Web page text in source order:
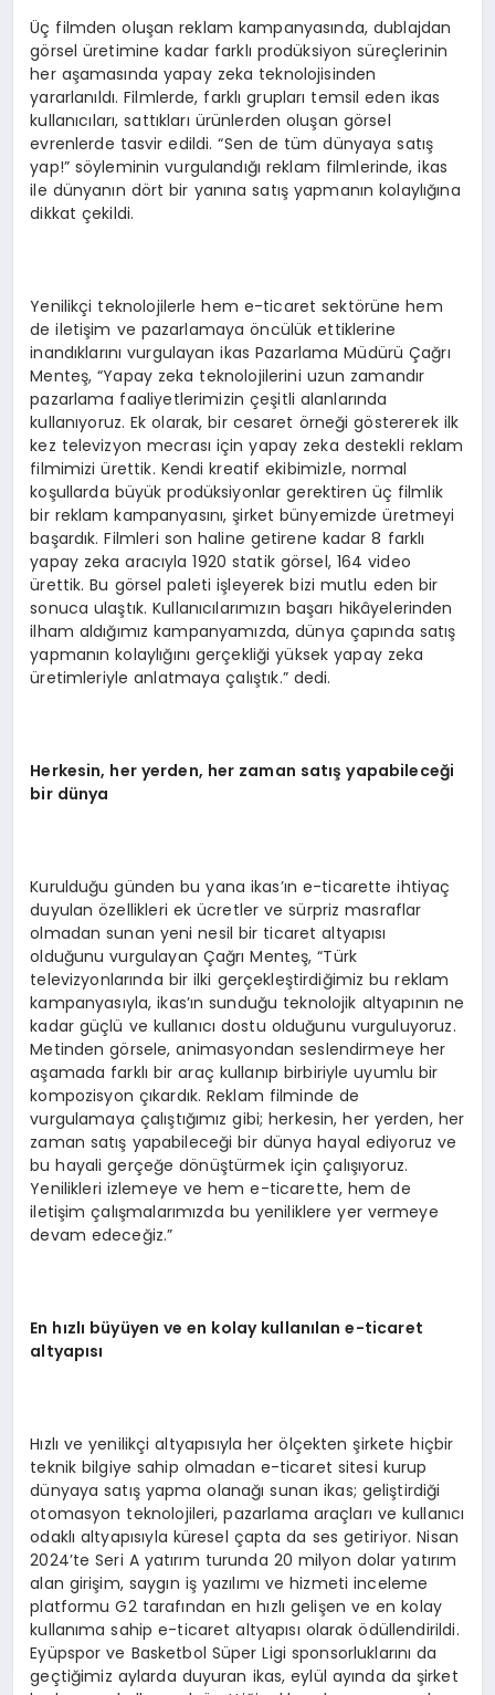
Üç filmden oluşan reklam kampanyasında, dublajdan
görsel üretimine kadar farklı prodüksiyon süreçlerinin
her aşamasında yapay zeka teknolojisinden
yararlanıldı. Filmlerde, farklı grupları temsil eden ikas
kullanıcıları, sattıkları ürünlerden oluşan görsel
evrenlerde tasvir edildi. “Sen de tüm dünyaya satış
yap!” söyleminin vurgulandığı reklam filmlerinde, ikas
ile dünyanın dört bir yanına satış yapmanın kolaylığına
dikkat çekildi.
Yenilikçi teknolojilerle hem e-ticaret sektörüne hem
de iletişim ve pazarlamaya öncülük ettiklerine
inandıklarını vurgulayan ikas Pazarlama Müdürü Çağrı
Menteş, “Yapay zeka teknolojilerini uzun zamandır
pazarlama faaliyetlerimizin çeşitli alanlarında
kullanıyoruz. Ek olarak, bir cesaret örneği göstererek ilk
kez televizyon mecrası için yapay zeka destekli reklam
filmimizi ürettik. Kendi kreatif ekibimizle, normal
koşullarda büyük prodüksiyonlar gerektiren üç filmlik
bir reklam kampanyasını, şirket bünyemizde üretmeyi
başardık. Filmleri son haline getirene kadar 8 farklı
yapay zeka aracıyla 1920 statik görsel, 164 video
ürettik. Bu görsel paleti işleyerek bizi mutlu eden bir
sonuca ulaştık. Kullanıcılarımızın başarı hikâyelerinden
ilham aldığımız kampanyamızda, dünya çapında satış
yapmanın kolaylığını gerçekliği yüksek yapay zeka
üretimleriyle anlatmaya çalıştık.” dedi.
Herkesin, her yerden, her zaman satış yapabileceği
bir dünya
Kurulduğu günden bu yana ikas’ın e-ticarette ihtiyaç
duyulan özellikleri ek ücretler ve sürpriz masraflar
olmadan sunan yeni nesil bir ticaret altyapısı
olduğunu vurgulayan Çağrı Menteş, “Türk
televizyonlarında bir ilki gerçekleştirdiğimiz bu reklam
kampanyasıyla, ikas’ın sunduğu teknolojik altyapının ne
kadar güçlü ve kullanıcı dostu olduğunu vurguluyoruz.
Metinden görsele, animasyondan seslendirmeye her
aşamada farklı bir araç kullanıp birbiriyle uyumlu bir
kompozisyon çıkardık. Reklam filminde de
vurgulamaya çalıştığımız gibi; herkesin, her yerden, her
zaman satış yapabileceği bir dünya hayal ediyoruz ve
bu hayali gerçeğe dönüştürmek için çalışıyoruz.
Yenilikleri izlemeye ve hem e-ticarette, hem de
iletişim çalışmalarımızda bu yeniliklere yer vermeye
devam edeceğiz.”
En hızlı büyüyen ve en kolay kullanılan e-ticaret
altyapısı
Hızlı ve yenilikçi altyapısıyla her ölçekten şirkete hiçbir
teknik bilgiye sahip olmadan e-ticaret sitesi kurup
dünyaya satış yapma olanağı sunan ikas; geliştirdiği
otomasyon teknolojileri, pazarlama araçları ve kullanıcı
odaklı altyapısıyla küresel çapta da ses getiriyor. Nisan
2024’te Seri A yatırım turunda 20 milyon dolar yatırım
alan girişim, saygın iş yazılımı ve hizmeti inceleme
platformu G2 tarafından en hızlı gelişen ve en kolay
kullanıma sahip e-ticaret altyapısı olarak ödüllendirildi.
Eyüpspor ve Basketbol Süper Ligi sponsorluklarını da
geçtiğimiz aylarda duyuran ikas, eylül ayında da şirket